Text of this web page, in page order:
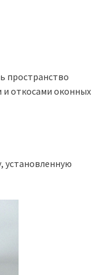
пространство
и откосами оконных
установленную